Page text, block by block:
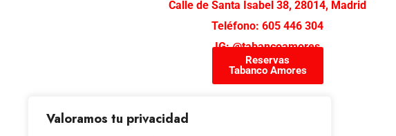
Valoramos tu privacidad
Calle de Santa Isabel 38, 28014, Madrid
Teléfono: 605 446 304
IG: @tabancoamores
Reservas
Tabanco Amores